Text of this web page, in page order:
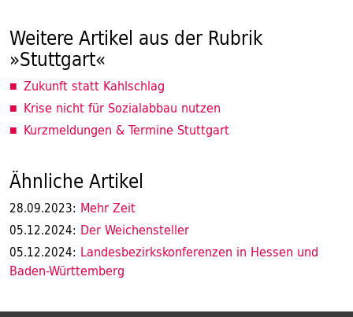
Weitere Artikel aus der Rubrik
»Stuttgart«
Zukunft statt Kahlschlag
Krise nicht für Sozialabbau nutzen
Kurzmeldungen & Termine Stuttgart
Ähnliche Artikel
28.09.2023: Mehr Zeit
05.12.2024: Der Weichensteller
05.12.2024: Landesbezirkskonferenzen in Hessen und
Baden-Württemberg